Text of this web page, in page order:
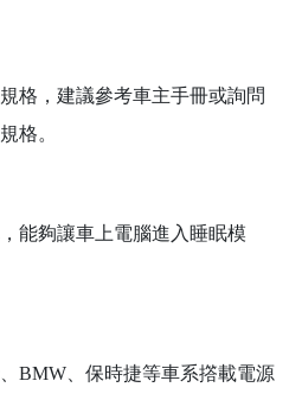
格，建議參考車主手冊或詢問
格。
能夠讓車上電腦進入睡眠模
BMW、保時捷等車系撘載電源